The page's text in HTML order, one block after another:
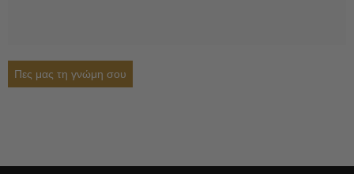
Πες μας τη γνώμη σου